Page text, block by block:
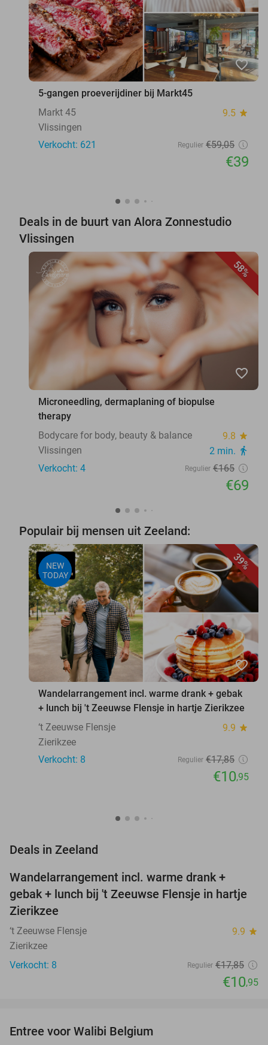
favorite_border
5-gangen proeverijdiner bij Markt45
Markt 45
9.5 star
Vlissingen
Verkocht: 621
Regulier €59,05
€39
Deals in de buurt van Alora Zonnestudio
Vlissingen
58%
favorite_border
Microneedling, dermaplaning of biopulse
therapy
Bodycare for body, beauty & balance
9.8 star
Vlissingen 2 min. directions_walk
Verkocht: 4 Regulier €165
€69
Populair bij mensen uit Zeeland:
39%
NEW
TODAY
favorite_border
Wandelarrangement incl. warme drank + gebak
+ lunch bij 't Zeeuwse Flensje in hartje Zierikzee
‘t Zeeuwse Flensje
9.9 star
Zierikzee
Verkocht: 8
Regulier €17,85
€10,95
Deals in Zeeland
TODAY
Wandelarrangement incl. warme drank +
gebak + lunch bij 't Zeeuwse Flensje in hartje
Zierikzee
‘t Zeeuwse Flensje 9.9 star
Zierikzee
Verkocht: 8
Regulier €17,85
€10,95
Entree voor Walibi Belgium